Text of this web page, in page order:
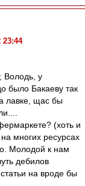
23:44
Володь, у
было Бакаеву так
лавке, щас бы
(хоть и
многих ресурсах
Молодой к нам
дебилов
на вроде бы